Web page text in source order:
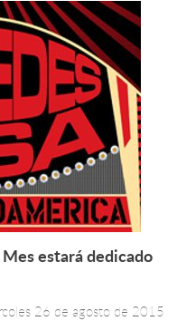
Leer más +
estará dedicado
26 de agosto de 2015